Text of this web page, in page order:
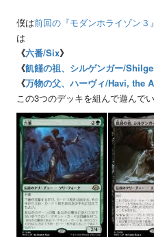
僕は前回の『モダンホライゾン３』
は
《六番/Six》
《飢饉の祖、シルゲンガー/
《万物の父、ハーヴィ/Havi, the
この3つのデッキを組んで遊んでい